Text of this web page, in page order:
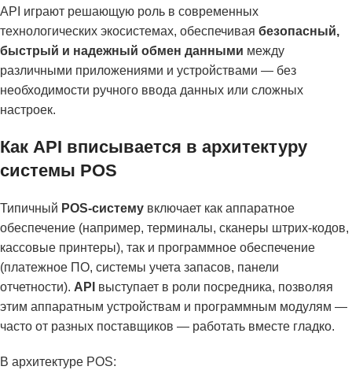
API играют решающую роль в современных
технологических экосистемах, обеспечивая безопасный,
быстрый и надежный обмен данными между
различными приложениями и устройствами — без
необходимости ручного ввода данных или сложных
настроек.
Как API вписывается в архитектуру
системы POS
Типичный POS-систему включает как аппаратное
обеспечение (например, терминалы, сканеры штрих-кодов,
кассовые принтеры), так и программное обеспечение
(платежное ПО, системы учета запасов, панели
отчетности). API выступает в роли посредника, позволяя
этим аппаратным устройствам и программным модулям —
часто от разных поставщиков — работать вместе гладко.
В архитектуре POS: